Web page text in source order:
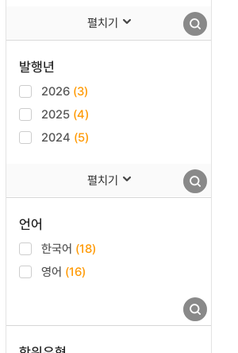
펼치기
발행년
2026 (3)
2025 (4)
2024 (5)
펼치기
언어
한국어 (18)
영어 (16)